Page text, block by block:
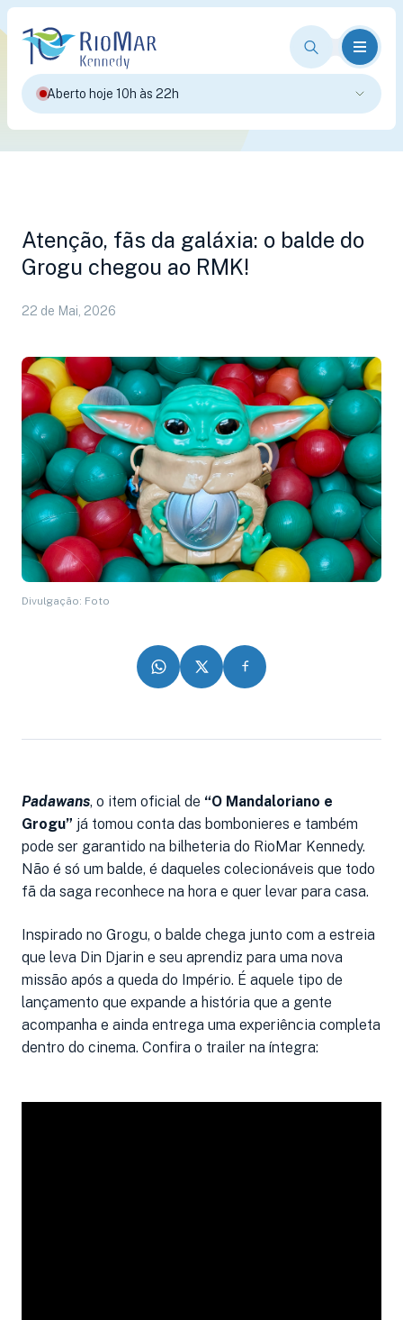
Aberto hoje 10h às 22h
Atenção, fãs da galáxia: o balde do
Grogu chegou ao RMK!
22 de Mai, 2026
Divulgação: Foto
Padawans, o item oficial de “O Mandaloriano e
Grogu” já tomou conta das bombonieres e também
pode ser garantido na bilheteria do RioMar Kennedy.
Não é só um balde, é daqueles colecionáveis que todo
fã da saga reconhece na hora e quer levar para casa.
Inspirado no Grogu, o balde chega junto com a estreia
que leva Din Djarin e seu aprendiz para uma nova
missão após a queda do Império. É aquele tipo de
lançamento que expande a história que a gente
acompanha e ainda entrega uma experiência completa
dentro do cinema. Confira o trailer na íntegra: